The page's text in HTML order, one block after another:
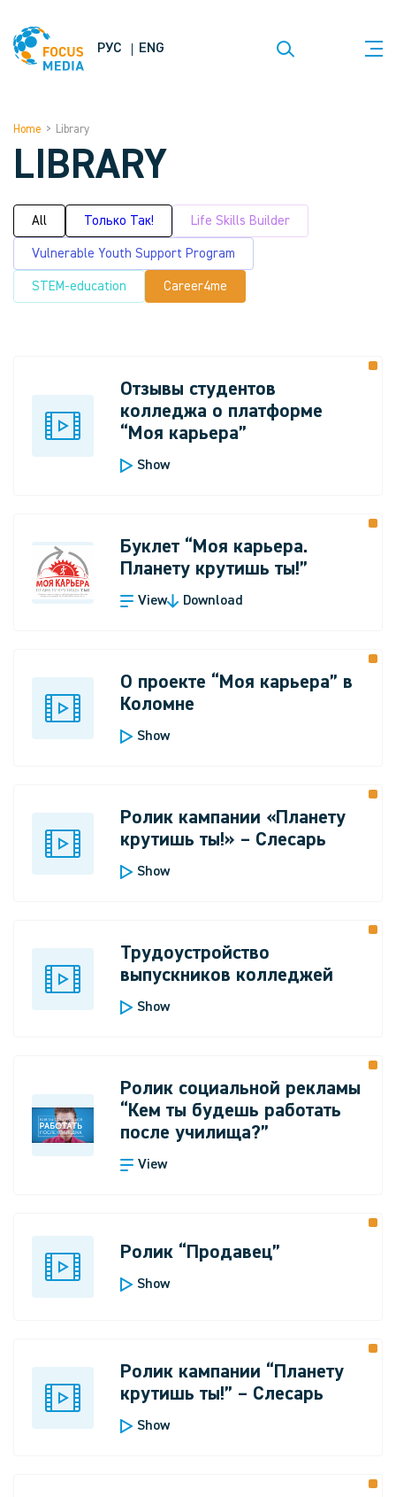
РУС ENG
Home > Library
LIBRARY
All Только Так! Life Skills Builder
Vulnerable Youth Support Program
STEM-education Career4me
Отзывы студентов
колледжа о платформе
“Моя карьера”
Show
Буклет “Моя карьера.
Планету крутишь ты!”
View Download
О проекте “Моя карьера” в
Коломне
Show
Ролик кампании «Планету
крутишь ты!» – Слесарь
Show
Трудоустройство
выпускников колледжей
Show
Ролик социальной рекламы
“Кем ты будешь работать
после училища?”
View
Ролик “Продавец”
Show
Ролик кампании “Планету
крутишь ты!” – Слесарь
Show